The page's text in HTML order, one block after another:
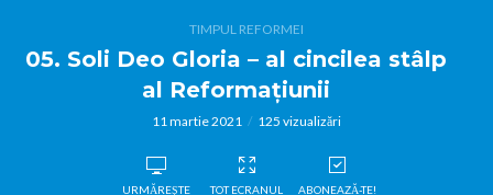
TIMPUL REFORMEI
05. Soli Deo Gloria – al cincilea stâlp
al Reformațiunii
11 martie 2021 125 vizualizări
URMĂREȘTE
TOT ECRANUL ABONEAZĂ-TE!